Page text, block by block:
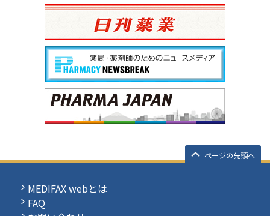
ページの先頭へ
MEDIFAX webとは
FAQ